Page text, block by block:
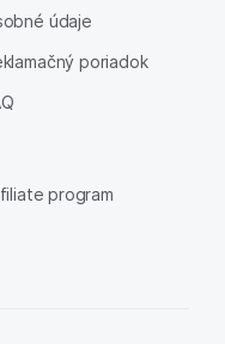
údaje
poriadok
program